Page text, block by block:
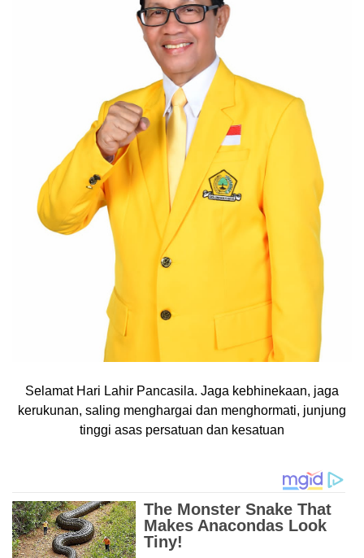
Selamat Hari Lahir Pancasila. Jaga kebhinekaan, jaga
kerukunan, saling menghargai dan menghormati, junjung
tinggi asas persatuan dan kesatuan